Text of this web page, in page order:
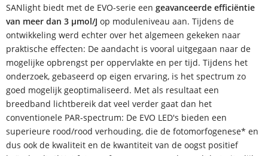
SANlight biedt met de EVO-serie een geavanceerde efficiëntie
van meer dan 3 µmol/J op moduleniveau aan. Tijdens de
ontwikkeling werd echter over het algemeen gekeken naar
praktische effecten: De aandacht is vooral uitgegaan naar de
mogelijke opbrengst per oppervlakte en per tijd. Tijdens het
onderzoek, gebaseerd op eigen ervaring, is het spectrum zo
goed mogelijk geoptimaliseerd. Met als resultaat een
breedband lichtbereik dat veel verder gaat dan het
conventionele PAR-spectrum: De EVO LED's bieden een
superieure rood/rood verhouding, die de fotomorfogenese* en
dus ook de kwaliteit en de kwantiteit van de oogst positief